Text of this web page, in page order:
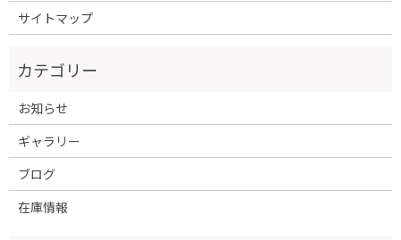
サイトマップ
お知らせ
ギャラリー
ブログ
在庫情報